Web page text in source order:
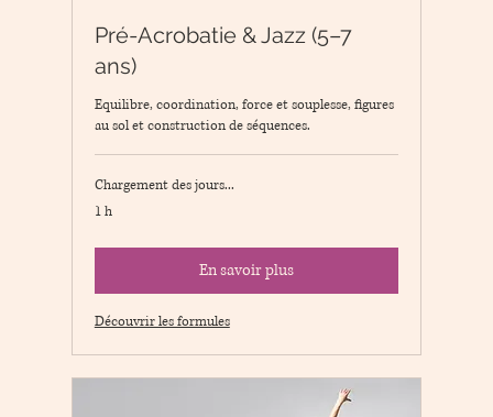
Pré-Acrobatie & Jazz (5–7
ans)
Equilibre, coordination, force et souplesse, figures
au sol et construction de séquences.
Chargement des jours...
1 h
En savoir plus
Découvrir les formules